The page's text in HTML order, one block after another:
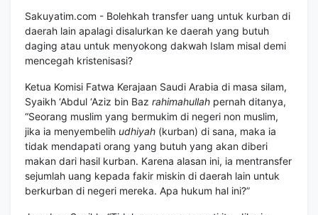
Sakuyatim.com - Bolehkah transfer uang untuk kurban di
daerah lain apalagi disalurkan ke daerah yang butuh
daging atau untuk menyokong dakwah Islam misal demi
mencegah kristenisasi?
Ketua Komisi Fatwa Kerajaan Saudi Arabia di masa silam,
Syaikh ‘Abdul ‘Aziz bin Baz rahimahullah pernah ditanya,
“Seorang muslim yang bermukim di negeri non muslim,
jika ia menyembelih udhiyah (kurban) di sana, maka ia
tidak mendapati orang yang butuh yang akan diberi
makan dari hasil kurban. Karena alasan ini, ia mentransfer
sejumlah uang kepada fakir miskin di daerah lain untuk
berkurban di negeri mereka. Apa hukum hal ini?”